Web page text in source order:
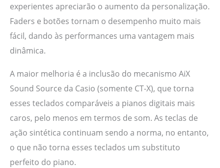
experientes apreciarão o aumento da personalização.
Faders e botões tornam o desempenho muito mais
fácil, dando às performances uma vantagem mais
dinâmica.
A maior melhoria é a inclusão do mecanismo AiX
Sound Source da Casio (somente CT-X), que torna
esses teclados comparáveis ​​a pianos digitais mais
caros, pelo menos em termos de som. As teclas de
ação sintética continuam sendo a norma, no entanto,
o que não torna esses teclados um substituto
perfeito do piano.